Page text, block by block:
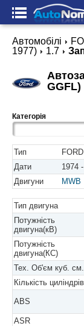
Автомобілі
1977)
1.7
GGFL)
Категорія
Тип
Дати
1974
Двигуни
MWB
Тип двигуна
Потужність
двигуна(кВ)
Потужність
двигуна(КС)
Тех. Об'єм куб. см.
Кількість циліндрів
ABS
ASR